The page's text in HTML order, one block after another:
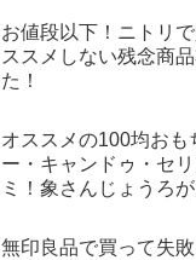
お値段以下！ニトリ
ススメしない残念商
た！
オススメの100均おも
ー・キャンドゥ・セ
ミ！象さんじょうろ
無印良品で買って失